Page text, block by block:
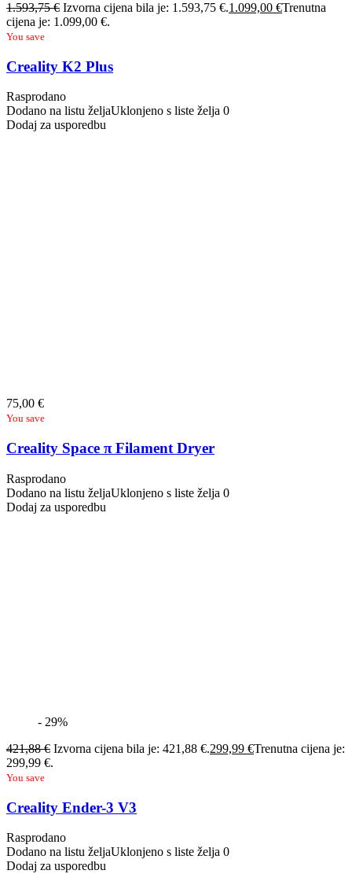
1.593,75€ Izvorna cijena bila je: 1.593,75 €.1.099,00 €Trenutna
cijena je: 1.099,00 €.
You save
Creality K2 Plus
Rasprodano
Dodano na listu željaUklonjeno s liste želja 0
Dodaj za usporedbu
75,00 €
You save
Creality Space π Filament Dryer
Rasprodano
Dodano na listu željaUklonjeno s liste želja 0
Dodaj za usporedbu
- 29%
421,88€ Izvorna cijena bila je: 421,88 €.299,99 €Trenutna cijena je:
299,99 €.
You save
Creality Ender-3 V3
Rasprodano
Dodano na listu željaUklonjeno s liste želja 0
Dodaj za usporedbu